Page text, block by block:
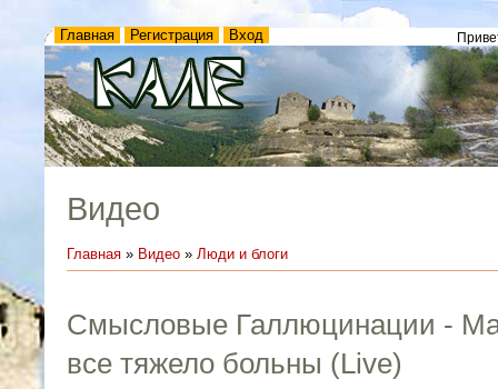
Главная Регистрация Вход
Видео
Главная » Видео » Люди и блоги
Смысловые Галлюцинации -
все тяжело больны (Live)